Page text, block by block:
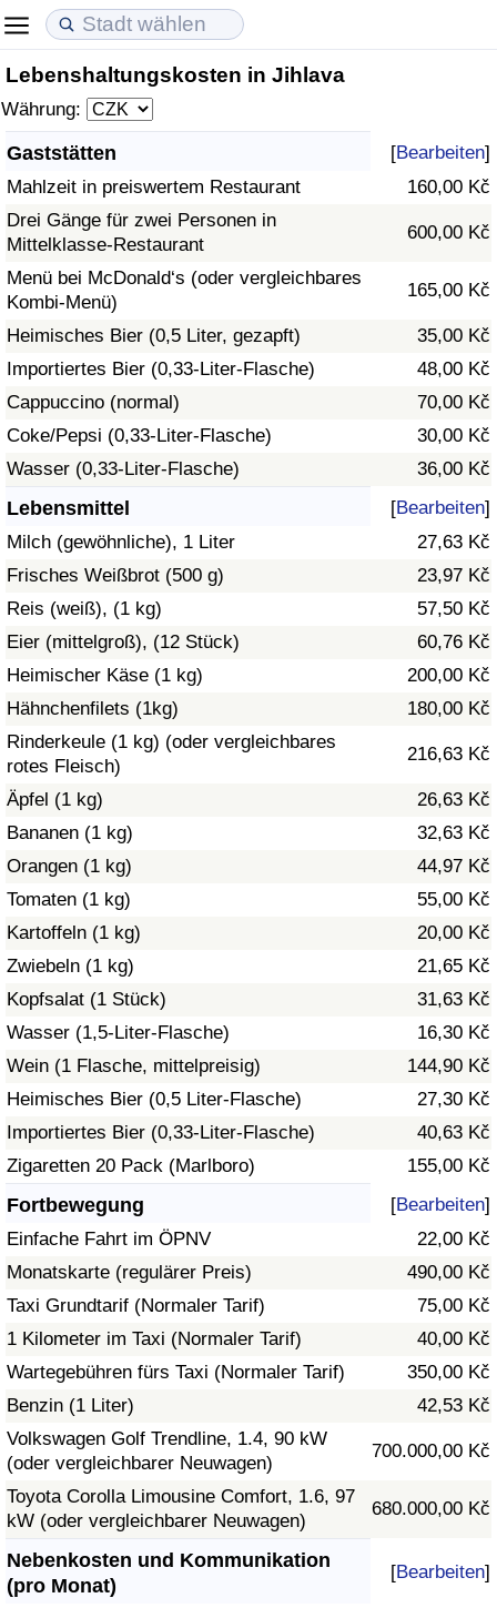
Lebenshaltungskosten in Jihlava
Währung:
Gaststätten [Bearbeiten]
Mahlzeit in preiswertem Restaurant
160,00 Kč
Drei Gänge für zwei Personen in
Mittelklasse-Restaurant
600,00 Kč
Menü bei McDonald‘s (oder vergleichbares
Kombi-Menü)
165,00 Kč
Heimisches Bier (0,5 Liter, gezapft)
35,00 Kč
Importiertes Bier (0,33-Liter-Flasche)
48,00 Kč
Cappuccino (normal)
70,00 Kč
Coke/Pepsi (0,33-Liter-Flasche)
30,00 Kč
Wasser (0,33-Liter-Flasche)
36,00 Kč
Lebensmittel [Bearbeiten]
Milch (gewöhnliche), 1 Liter
27,63 Kč
Frisches Weißbrot (500 g)
23,97 Kč
Reis (weiß), (1 kg)
57,50 Kč
Eier (mittelgroß), (12 Stück)
60,76 Kč
Heimischer Käse (1 kg)
200,00 Kč
Hähnchenfilets (1kg)
180,00 Kč
Rinderkeule (1 kg) (oder vergleichbares
rotes Fleisch)
216,63 Kč
Äpfel (1 kg)
26,63 Kč
Bananen (1 kg)
32,63 Kč
Orangen (1 kg)
44,97 Kč
Tomaten (1 kg)
55,00 Kč
Kartoffeln (1 kg)
20,00 Kč
Zwiebeln (1 kg)
21,65 Kč
Kopfsalat (1 Stück)
31,63 Kč
Wasser (1,5-Liter-Flasche)
16,30 Kč
Wein (1 Flasche, mittelpreisig)
144,90 Kč
Heimisches Bier (0,5 Liter-Flasche)
27,30 Kč
Importiertes Bier (0,33-Liter-Flasche)
40,63 Kč
Zigaretten 20 Pack (Marlboro)
155,00 Kč
Fortbewegung [Bearbeiten]
Einfache Fahrt im ÖPNV
22,00 Kč
Monatskarte (regulärer Preis)
490,00 Kč
Taxi Grundtarif (Normaler Tarif)
75,00 Kč
1 Kilometer im Taxi (Normaler Tarif)
40,00 Kč
Wartegebühren fürs Taxi (Normaler Tarif)
350,00 Kč
Benzin (1 Liter)
42,53 Kč
Volkswagen Golf Trendline, 1.4, 90 kW
(oder vergleichbarer Neuwagen)
700.000,00 Kč
Toyota Corolla Limousine Comfort, 1.6, 97
kW (oder vergleichbarer Neuwagen)
680.000,00 Kč
Nebenkosten und Kommunikation
(pro Monat)
[Bearbeiten]
Lebenshaltungskosten
Lebenshaltungskosten-Index (aktuell)
Lebenshaltungskosten-Index
Lebenshaltungskosten-Index nach Land
in Akaba
Immobilienpreise
Immobilienpreis-Index (aktuell)
Immobilienpreis-Index
Immobilienpreis-Index nach Land
Lebensqualität
Lebensqualität-Index
Lebensqualität-Index (aktuell)
Lebensqualitätsindex nach Land
Kriminalität
Kriminalitäts-Index (aktuell)
Kriminalitäts-Index
Kriminalitätsindex nach Land
Gesundheitsversorgung
Gesundheitsversorgungs-Index (aktuell)
Gesundheitsversorgungs-Index
Gesundheitsversorgungs-Index nach Land
Umweltverschmutzung
Verschmutzungsindex
Umweltverschmutzungs-Index nach Land
Verkehr
Verkehrs-Index
Verkehrs-Index (aktuell)
Verkehrs-Index nach Land